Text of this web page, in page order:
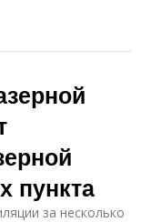
пункта
за несколько